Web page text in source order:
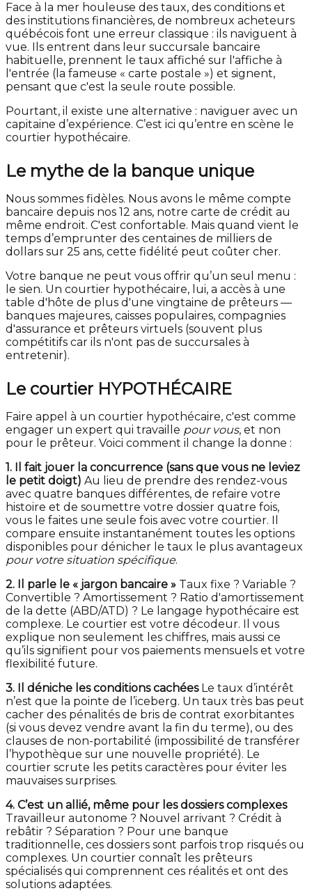
Face à la mer houleuse des taux, des conditions et
des institutions financières, de nombreux acheteurs
québécois font une erreur classique : ils naviguent à
vue. Ils entrent dans leur succursale bancaire
habituelle, prennent le taux affiché sur l'affiche à
l'entrée (la fameuse « carte postale ») et signent,
pensant que c'est la seule route possible.
Pourtant, il existe une alternative : naviguer avec un
capitaine d’expérience. C’est ici qu’entre en scène le
courtier hypothécaire.
Le mythe de la banque unique
Nous sommes fidèles. Nous avons le même compte
bancaire depuis nos 12 ans, notre carte de crédit au
même endroit. C'est confortable. Mais quand vient le
temps d’emprunter des centaines de milliers de
dollars sur 25 ans, cette fidélité peut coûter cher.
Votre banque ne peut vous offrir qu’un seul menu :
le sien. Un courtier hypothécaire, lui, a accès à une
table d'hôte de plus d'une vingtaine de prêteurs —
banques majeures, caisses populaires, compagnies
d'assurance et prêteurs virtuels (souvent plus
compétitifs car ils n'ont pas de succursales à
entretenir).
Le courtier HYPOTHÉCAIRE
Faire appel à un courtier hypothécaire, c'est comme
engager un expert qui travaille pour vous, et non
pour le prêteur. Voici comment il change la donne :
1. Il fait jouer la concurrence (sans que vous ne leviez
le petit doigt) Au lieu de prendre des rendez-vous
avec quatre banques différentes, de refaire votre
histoire et de soumettre votre dossier quatre fois,
vous le faites une seule fois avec votre courtier. Il
compare ensuite instantanément toutes les options
disponibles pour dénicher le taux le plus avantageux
pour votre situation spécifique.
2. Il parle le « jargon bancaire » Taux fixe ? Variable ?
Convertible ? Amortissement ? Ratio d'amortissement
de la dette (ABD/ATD) ? Le langage hypothécaire est
complexe. Le courtier est votre décodeur. Il vous
explique non seulement les chiffres, mais aussi ce
qu’ils signifient pour vos paiements mensuels et votre
flexibilité future.
3. Il déniche les conditions cachéesLe taux d’intérêt
n’est que la pointe de l’iceberg. Un taux très bas peut
cacher des pénalités de bris de contrat exorbitantes
(si vous devez vendre avant la fin du terme), ou des
clauses de non-portabilité (impossibilité de transférer
l’hypothèque sur une nouvelle propriété). Le
courtier scrute les petits caractères pour éviter les
mauvaises surprises.
4. C’est un allié, même pour les dossiers complexes
Travailleur autonome ? Nouvel arrivant ? Crédit à
rebâtir ? Séparation ? Pour une banque
traditionnelle, ces dossiers sont parfois trop risqués ou
complexes. Un courtier connaît les prêteurs
spécialisés qui comprennent ces réalités et ont des
solutions adaptées.